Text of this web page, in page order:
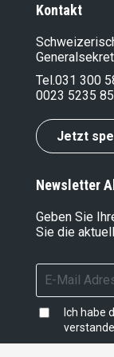
Kontakt
Tel.031 300
0023 5235
Jetzt
Newsletter
Geben Sie
Sie die
Ich habe